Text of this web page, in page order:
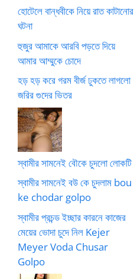
হোটেলে বান্ধবীকে নিয়ে রাত কাটানোর
ঘটনা
হুজুর আমাকে আরবি পড়তে দিয়ে
আমার আম্মুকে চোদে
হড় হড় করে গরম বীর্জ ঢুকতে লাগলো
জরির গুদের ভিতর
স্বামীর সামনেই বৌকে চুদলো লোকটি
স্বামীর সামনেই বউ কে চুদলাম bou
ke chodar golpo
স্বামীর প্রচন্ড ইচ্ছার কারনে কাজের
মেয়ের ভোদা চুদে নিল Kejer
Meyer Voda Chusar
Golpo